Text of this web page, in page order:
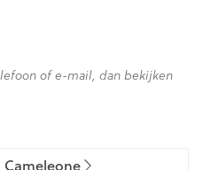
of e-mail, dan bekijken